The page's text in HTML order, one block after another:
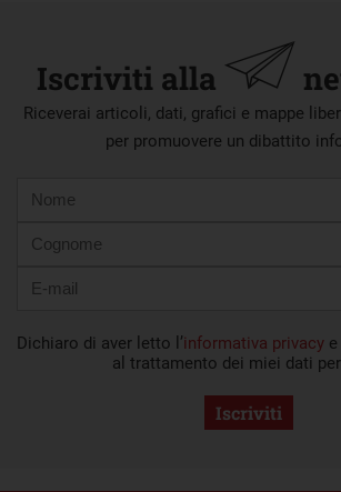
Iscriviti alla
Riceverai articoli, dati, grafici e mappe
per promuovere un dibattito
mail
Dichiaro di aver letto l’informativa privacy
al trattamento dei miei dati
Iscriviti